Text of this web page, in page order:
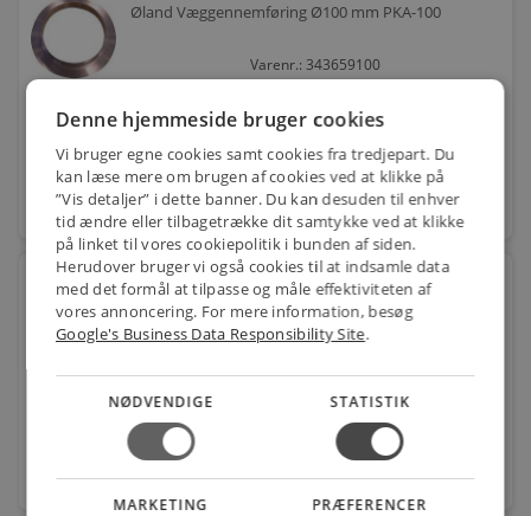
Øland Væggennemføring Ø100 mm PKA-100
Varenr.: 343659100
94,00 pr. stk.
stk. favorite
Øland Væggennemføring Ø160 mm PKA-160
Varenr.: 343659160
87,00 kr.pr. stk.
stk. favorite
Denne hjemmeside bruger cookies
Vi bruger egne cookies samt cookies fra tredjepart. Du
kan læse mere om brugen af cookies ved at klikke på
”Vis detaljer” i dette banner. Du kan desuden til enhver
tid ændre eller tilbagetrække dit samtykke ved at klikke
på linket til vores cookiepolitik i bunden af siden.
Herudover bruger vi også cookies til at indsamle data
med det formål at tilpasse og måle effektiviteten af
vores annoncering. For mere information, besøg
Google's Business Data Responsibility Site.
NØDVENDIGE STATISTIK
MARKETING PRÆFERENCER